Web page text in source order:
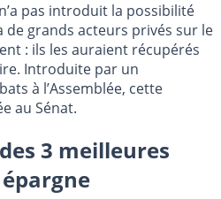
pas introduit la possibilité
de grands acteurs privés sur le
: ils les auraient récupérés
Introduite par un
à l’Assemblée, cette
au Sénat.
3 meilleures